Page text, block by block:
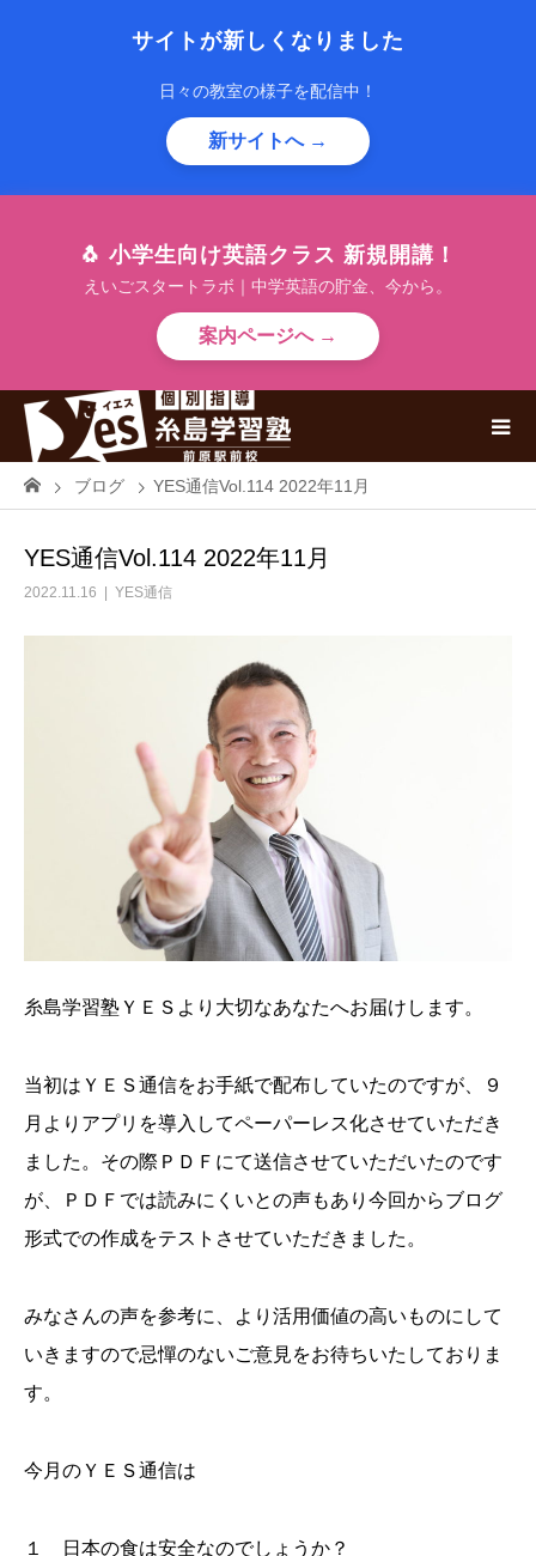
サイトが新しくなりました
日々の教室の様子を配信中！
新サイトへ →
🐧 小学生向け英語クラス 新規開講！
えいごスタートラボ｜中学英語の貯金、今から。
案内ページへ →
ブログ YES通信Vol.114 2022年11月
YES通信Vol.114 2022年11月
2022.11.16 YES通信
糸島学習塾ＹＥＳより大切なあなたへお届けします。
当初はＹＥＳ通信をお手紙で配布していたのですが、９
月よりアプリを導入してペーパーレス化させていただき
ました。その際ＰＤＦにて送信させていただいたのです
が、ＰＤＦでは読みにくいとの声もあり今回からブログ
形式での作成をテストさせていただきました。
みなさんの声を参考に、より活用価値の高いものにして
いきますので忌憚のないご意見をお待ちいたしておりま
す。
今月のＹＥＳ通信は
１ 日本の食は安全なのでしょうか？